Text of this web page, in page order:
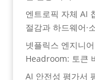
엔트로픽 자체 AI
절감과 하드웨어·
넷플릭스 엔지니
Headroom: 토큰
AI 안전성 평가서